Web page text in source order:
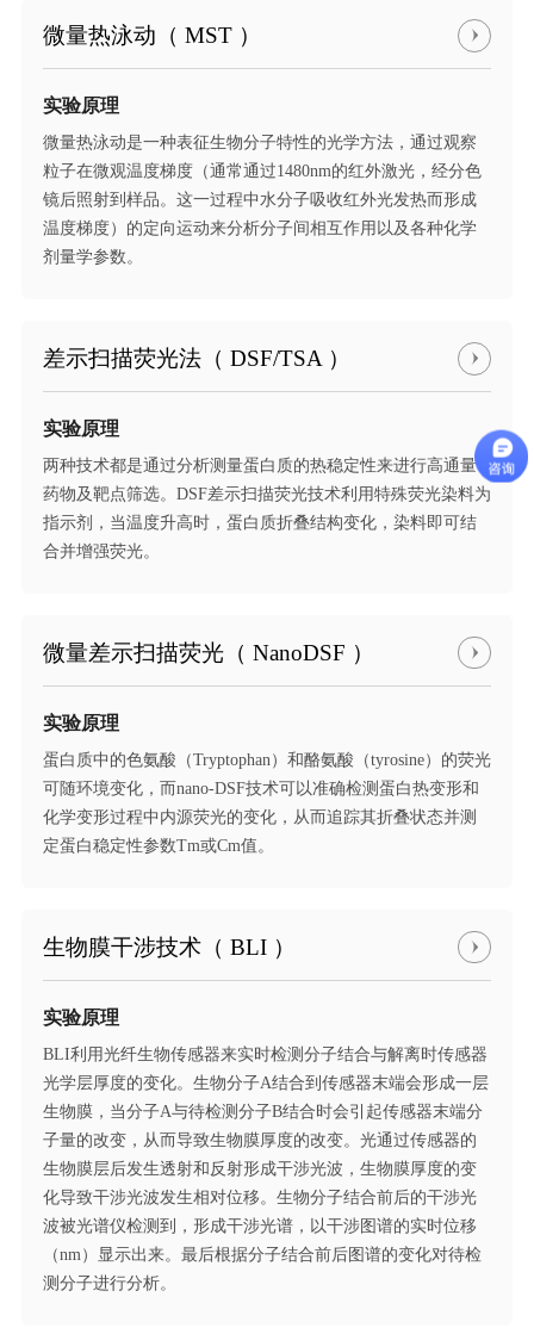
微量热泳动（ MST ）
实验原理
微量热泳动是一种表征生物分子特性的光学方法，通过观察
粒子在微观温度梯度（通常通过1480nm的红外激光，经分色
镜后照射到样品。这一过程中水分子吸收红外光发热而形成
温度梯度）的定向运动来分析分子间相互作用以及各种化学
剂量学参数。
差示扫描荧光法（ DSF/TSA ）
实验原理
两种技术都是通过分析测量蛋白质的热稳定性来进行高通量
药物及靶点筛选。DSF差示扫描荧光技术利用特殊荧光染料为
指示剂，当温度升高时，蛋白质折叠结构变化，染料即可结
合并增强荧光。
微量差示扫描荧光（ NanoDSF ）
实验原理
蛋白质中的色氨酸（Tryptophan）和酪氨酸（tyrosine）的荧光
可随环境变化，而nano-DSF技术可以准确检测蛋白热变形和
化学变形过程中内源荧光的变化，从而追踪其折叠状态并测
定蛋白稳定性参数Tm或Cm值。
生物膜干涉技术（ BLI ）
实验原理
BLI利用光纤生物传感器来实时检测分子结合与解离时传感器
光学层厚度的变化。生物分子A结合到传感器末端会形成一层
生物膜，当分子A与待检测分子B结合时会引起传感器末端分
子量的改变，从而导致生物膜厚度的改变。光通过传感器的
生物膜层后发生透射和反射形成干涉光波，生物膜厚度的变
化导致干涉光波发生相对位移。生物分子结合前后的干涉光
波被光谱仪检测到，形成干涉光谱，以干涉图谱的实时位移
（nm）显示出来。最后根据分子结合前后图谱的变化对待检
测分子进行分析。